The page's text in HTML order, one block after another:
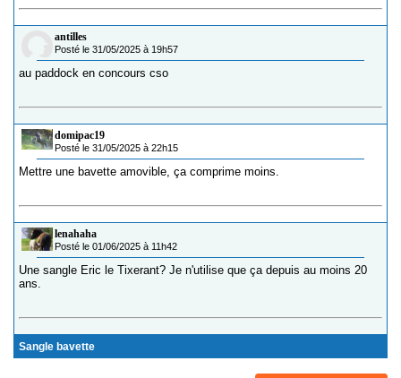
antilles
Posté le 31/05/2025 à 19h57
au paddock en concours cso
domipac19
Posté le 31/05/2025 à 22h15
Mettre une bavette amovible, ça comprime moins.
lenahaha
Posté le 01/06/2025 à 11h42
Une sangle Eric le Tixerant? Je n'utilise que ça depuis au moins 20
ans.
Sangle bavette